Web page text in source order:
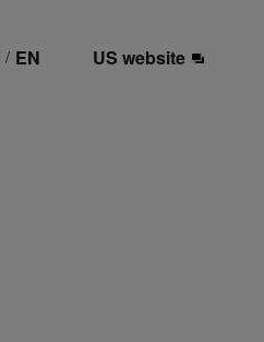
/ EN US website